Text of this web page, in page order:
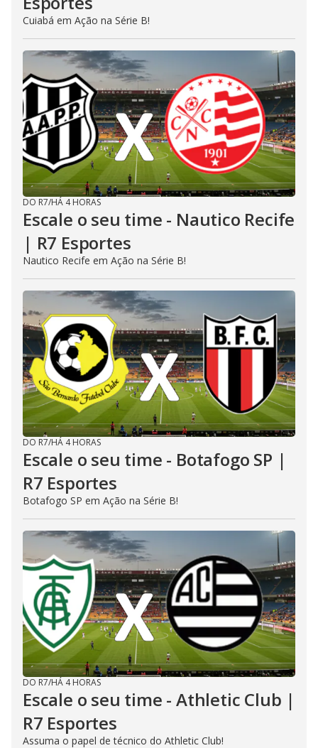
Cuiabá em Ação na Série B!
DO R7/HÁ 4 HORAS
Escale o seu time - Nautico Recife
| R7 Esportes
Nautico Recife em Ação na Série B!
DO R7/HÁ 4 HORAS
Escale o seu time - Botafogo SP |
R7 Esportes
Botafogo SP em Ação na Série B!
DO R7/HÁ 4 HORAS
Escale o seu time - Athletic Club |
R7 Esportes
Assuma o papel de técnico do Athletic Club!